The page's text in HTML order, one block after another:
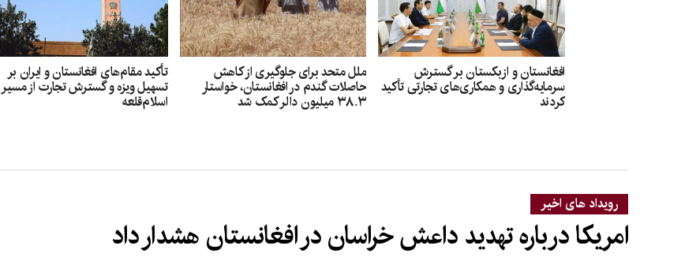
افغانستان و ازبکستان بر گسترش
سرمایه‌گذاری و همکاری‌های تجارتی تأکید
کردند
ملل متحد برای جلوگیری از کاهش
حاصلات گندم در افغانستان، خواستار
۳۸.۳ میلیون دالر کمک شد
تأکید مقام‌های افغانستان و ایران بر
تسهیل ویزه و گسترش تجارت از مسیر
اسلام‌قلعه
رویداد های اخیر
امریکا درباره تهدید داعش خراسان در افغانستان هشدار داد